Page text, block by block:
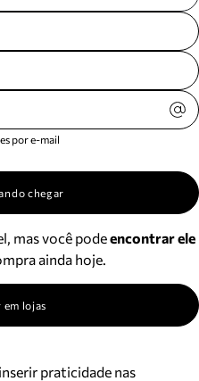
por e-mail
chegar
mas você podeencontrar ele
ainda hoje.
em lojas
praticidade nas